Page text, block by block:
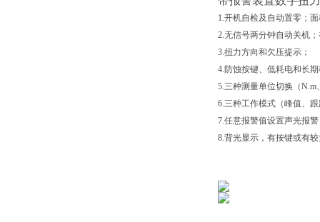
1.开机自检及自动置零；
2.无信号两分钟自动关机
3.扭力方向和欠压提示；
4.防蚀按键、低耗电和长
5.三种测量单位切换（N.m
6.三种工作模式（峰值、
7.任意报警值设置声光报
8.背光显示，有按键或有